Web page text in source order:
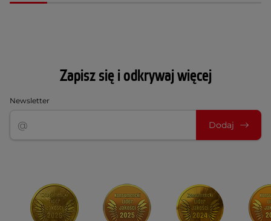
Zapisz się i odkrywaj więcej
Newsletter
Dodaj